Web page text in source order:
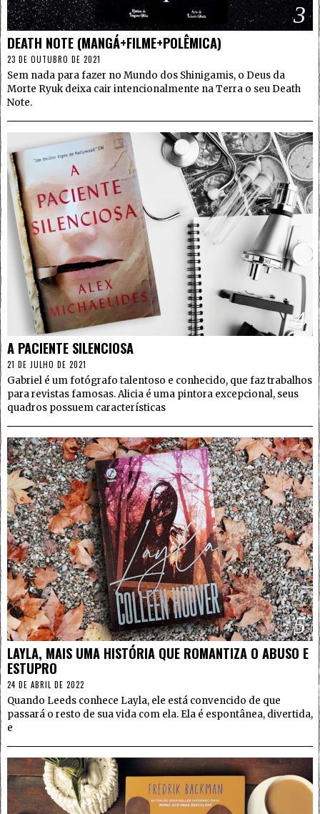
3
DEATH NOTE (MANGÁ+FILME+POLÊMICA)
23 DE OUTUBRO DE 2021
Sem nada para fazer no Mundo dos Shinigamis, o Deus da
Morte Ryuk deixa cair intencionalmente na Terra o seu Death
Note.
4
A PACIENTE SILENCIOSA
21 DE JULHO DE 2021
Gabriel é um fotógrafo talentoso e conhecido, que faz trabalhos
para revistas famosas. Alicia é uma pintora excepcional, seus
quadros possuem características
5
LAYLA, MAIS UMA HISTÓRIA QUE ROMANTIZA O ABUSO E
ESTUPRO
24 DE ABRIL DE 2022
Quando Leeds conhece Layla, ele está convencido de que
passará o resto de sua vida com ela. Ela é espontânea, divertida,
e